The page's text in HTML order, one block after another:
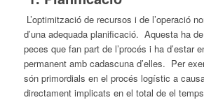
L’optimització de recursos i de l’operació
d’una adequada planificació. Aquesta ha
peces que fan part de l’procés i ha d’estar
permanent amb cadascuna d’elles. Per
són primordials en el procés logístic a
directament implicats en el total de el